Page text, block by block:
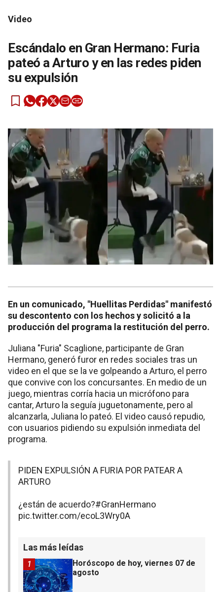
Video
Escándalo en Gran Hermano: Furia
pateó a Arturo y en las redes piden
su expulsión
En un comunicado, "Huellitas Perdidas" manifestó
su descontento con los hechos y solicitó a la
producción del programa la restitución del perro.
Juliana "Furia" Scaglione, participante de Gran
Hermano, generó furor en redes sociales tras un
video en el que se la ve golpeando a Arturo, el perro
que convive con los concursantes. En medio de un
juego, mientras corría hacia un micrófono para
cantar, Arturo la seguía juguetonamente, pero al
alcanzarla, Juliana lo pateó. El video causó repudio,
con usuarios pidiendo su expulsión inmediata del
programa.
PIDEN EXPULSIÓN A FURIA POR PATEAR A
ARTURO
¿están de acuerdo?#GranHermano
pic.twitter.com/ecoL3Wry0A
Las más leídas
Horóscopo de hoy, viernes 07 de
agosto
1